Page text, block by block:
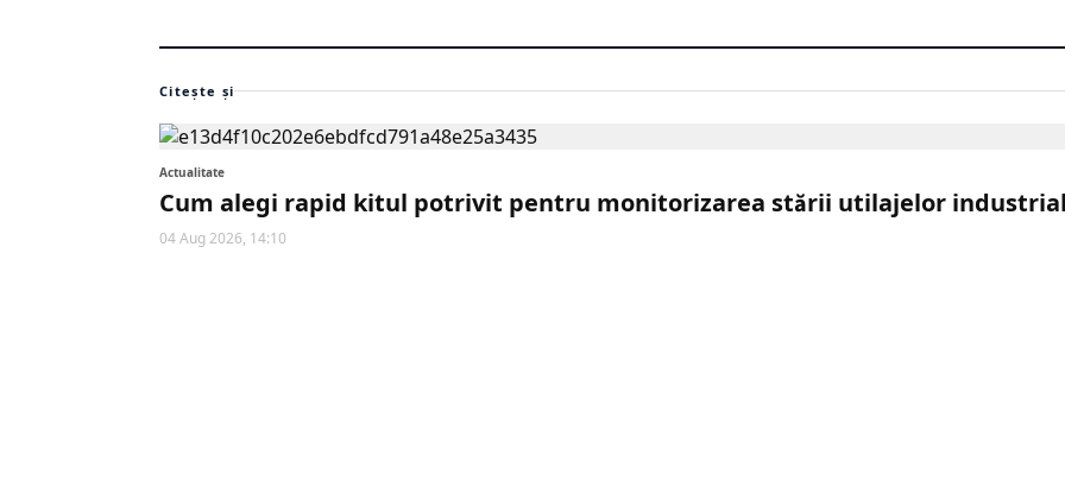
Citește și
Actualitate
Cum alegi rapid kitul potrivit pentru monitorizarea stării utilajelor
04 Aug 2026, 14:10